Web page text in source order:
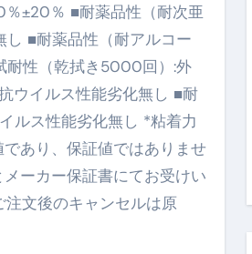
なる ―
む」という行為を再定義する新し
生の思い出に変える完全ガイドブ
くする選択肢
ニトリル/ビニール）まで目的別に
で失敗しない選び方
え方・失敗しないチェックリスト
±20％ ■耐薬品性（耐次亜
■耐薬品性（耐アルコー
耐性（乾拭き5000回）:外
ウイルス性能劣化無し ■耐
ルス性能劣化無し *粘着力
あり、保証値ではありませ
ーカー保証書にてお受けい
文後のキャンセルは原